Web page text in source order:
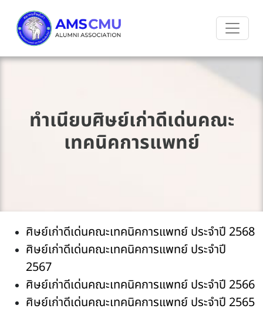
ทำเนียบศิษย์เก่าดีเด่นคณะ
เทคนิคการแพทย์
ศิษย์เก่าดีเด่นคณะเทคนิคการแพทย์ ประจำปี 2568
ศิษย์เก่าดีเด่นคณะเทคนิคการแพทย์ ประจำปี
2567
ศิษย์เก่าดีเด่นคณะเทคนิคการแพทย์ ประจำปี 2566
ศิษย์เก่าดีเด่นคณะเทคนิคการแพทย์ ประจำปี 2565